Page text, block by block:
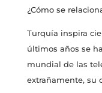
¿Cómo se
Turquía inspira
últimos años se
mundial de las
extrañamente, su